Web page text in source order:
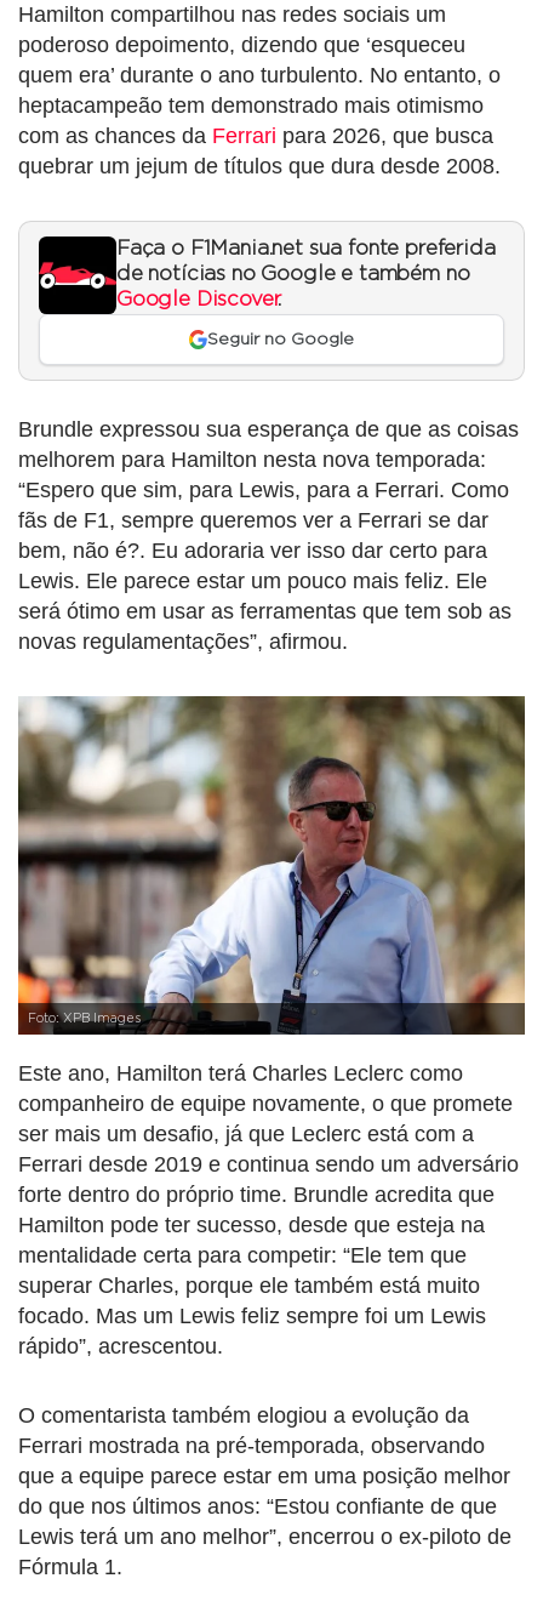
Hamilton compartilhou nas redes sociais um
poderoso depoimento, dizendo que ‘esqueceu
quem era’ durante o ano turbulento. No entanto, o
heptacampeão tem demonstrado mais otimismo
com as chances da Ferrari para 2026, que busca
quebrar um jejum de títulos que dura desde 2008.
Faça o F1Mania.net sua fonte preferida
de notícias no Google e também no
Google Discover.
Seguir no Google
Brundle expressou sua esperança de que as coisas
melhorem para Hamilton nesta nova temporada:
“Espero que sim, para Lewis, para a Ferrari. Como
fãs de F1, sempre queremos ver a Ferrari se dar
bem, não é?. Eu adoraria ver isso dar certo para
Lewis. Ele parece estar um pouco mais feliz. Ele
será ótimo em usar as ferramentas que tem sob as
novas regulamentações”, afirmou.
Foto: XPB Images
Este ano, Hamilton terá Charles Leclerc como
companheiro de equipe novamente, o que promete
ser mais um desafio, já que Leclerc está com a
Ferrari desde 2019 e continua sendo um adversário
forte dentro do próprio time. Brundle acredita que
Hamilton pode ter sucesso, desde que esteja na
mentalidade certa para competir: “Ele tem que
superar Charles, porque ele também está muito
focado. Mas um Lewis feliz sempre foi um Lewis
rápido”, acrescentou.
O comentarista também elogiou a evolução da
Ferrari mostrada na pré-temporada, observando
que a equipe parece estar em uma posição melhor
do que nos últimos anos: “Estou confiante de que
Lewis terá um ano melhor”, encerrou o ex-piloto de
Fórmula 1.